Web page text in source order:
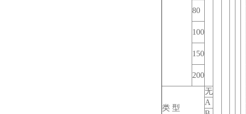
80
100
150
200
类 型
无
A